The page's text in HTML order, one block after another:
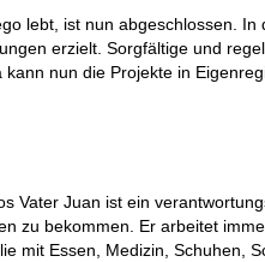
lebt, ist nun abgeschlossen.
erzielt. Sorgfältige und
nun die Projekte in
Vater Juan ist ein
zu bekommen. Er arbeitet
mit Essen, Medizin, Schuhen,